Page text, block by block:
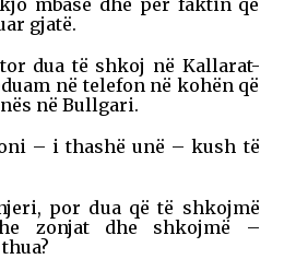
gjatë.
dua të shkoj në Kallarat-
në telefon në kohën që
në Bullgari.
– i thashë unë – kush të
por dua që të shkojmë
zonjat dhe shkojmë –